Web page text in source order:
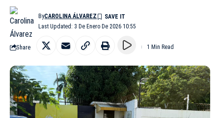
Last Updated: 3 De Enero De 2026 10:55
ByCAROLINA ÁLVAREZ
Share 1 Min Read